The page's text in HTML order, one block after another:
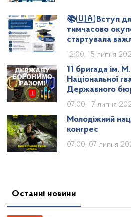
📚🇺🇦 Вступ
тимчасово
стартувала
кампанія!
12:00, 15 липня
11 бригада ім.
Національної
Державного
07:00, 17 липня
Молодіжний
конгрес
07:00, 07 липня
Останні новини